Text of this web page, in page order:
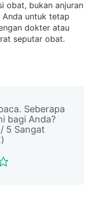
obat, bukan anjuran
Anda untuk tetap
dokter atau
seputar obat.
Seberapa
bagi Anda?
5 Sangat